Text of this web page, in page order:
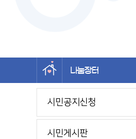
나눔장터
왼쪽메뉴
시민공지신청
시민게시판